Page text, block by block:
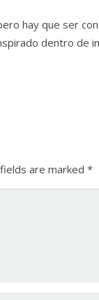
hay que ser
dentro de
are marked *